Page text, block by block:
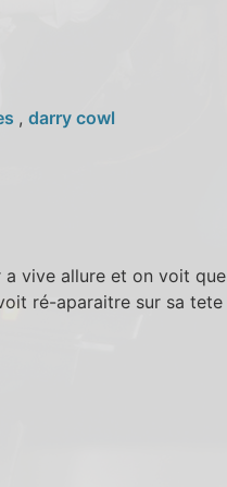
, darry cowl
vive allure et on voit que
ré-aparaitre sur sa tete